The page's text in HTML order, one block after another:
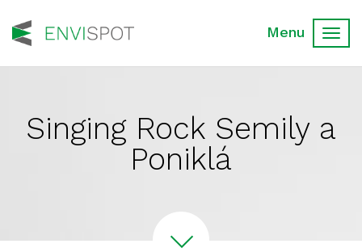
Singing Rock Semily a
Poniklá